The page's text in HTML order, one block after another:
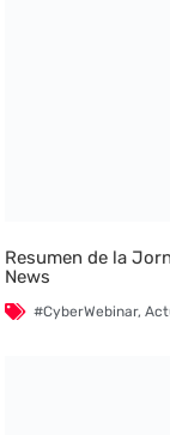
Resumen de la
News
#CyberWebinar,